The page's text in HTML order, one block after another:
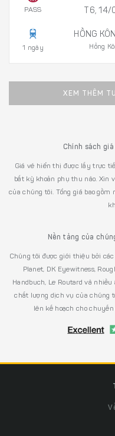
PASS
1 ngày
T6, 14/
HỒNG
Hồng
XEM THÊM
Chính sách
Giá vé hiển thị được lấy trực
bất kỳ khoản phụ thu nào. Xin
của chúng tôi. Tổng giá bao
Nền tảng của
Chúng tôi được giới thiệu bởi
Planet, DK Eyewitness,
Handbuch, Le Routard và
chất lượng dịch vụ của chúng
lên kế hoạch cho